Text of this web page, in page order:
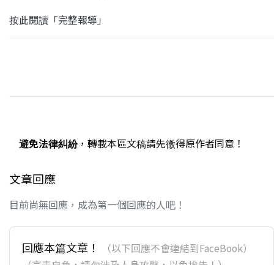
按此閱讀「完整報導」
避免法律糾紛，轉載本區文稿請先徵得原作者同意！
文章回應
目前尚無回應，成為第一個回應的人吧！
回應本篇文章！
（以下回應不會連結到FaceBook）